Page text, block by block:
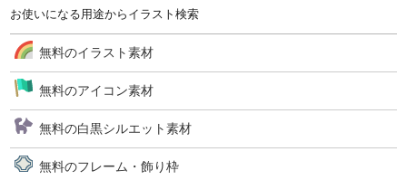
お使いになる用途からイラスト検索
無料のイラスト素材
無料のアイコン素材
無料の白黒シルエット素材
無料のフレーム・飾り枠